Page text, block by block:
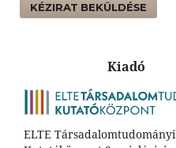
KÉZIRAT BEKÜLDÉSE
Kiadó
ELTE Társadalomtudományi